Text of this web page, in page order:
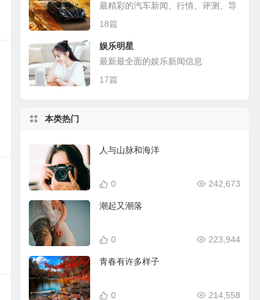
最精彩的汽车新闻、行情、评测、导
购
18篇
娱乐明星
最新最全面的娱乐新闻信息
17篇
本类热门
人与山脉和海洋
242,673
0
潮起又潮落
223,944
0
青春有许多样子
214,558
0